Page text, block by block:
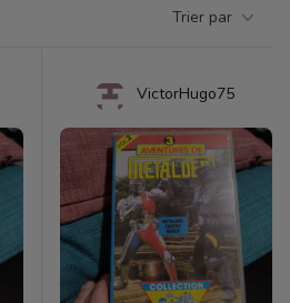
Trier par
VictorHugo75